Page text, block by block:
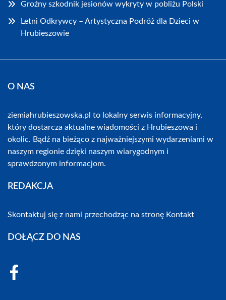
Groźny szkodnik jesionów wykryty w pobliżu Polski
Letni Odkrywcy – Artystyczna Podróż dla Dzieci w
Hrubieszowie
O NAS
ziemiahrubieszowska.pl to lokalny serwis informacyjny,
który dostarcza aktualne wiadomości z Hrubieszowa i
okolic. Bądź na bieżąco z najważniejszymi wydarzeniami w
naszym regionie dzięki naszym wiarygodnym i
sprawdzonym informacjom.
REDAKCJA
Skontaktuj się z nami przechodząc na stronę Kontakt
DOŁĄCZ DO NAS